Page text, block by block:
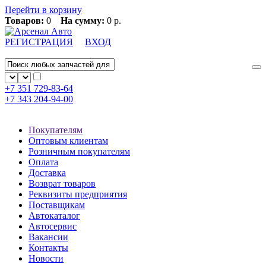
Перейти в корзину
Товаров: 0 На сумму: 0 р.
РЕГИСТРАЦИЯ ВХОД
+7 351 729-83-64
+7 343 204-94-00
Покупателям
Оптовым клиентам
Розничным покупателям
Оплата
Доставка
Возврат товаров
Реквизиты предприятия
Поставщикам
Автокаталог
Автосервис
Вакансии
Контакты
Новости